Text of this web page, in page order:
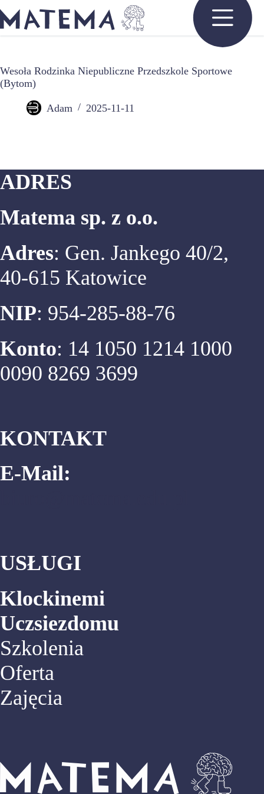
do
treści
Wesoła Rodzinka Niepubliczne Przedszkole Sportowe
(Bytom)
Adam 2025-11-11
ADRES
Matema sp. z o.o.
Adres: Gen. Jankego 40/2,
40-615 Katowice
NIP: 954-285-88-76
Konto: 14 1050 1214 1000
0090 8269 3699
KONTAKT
E-Mail:
USŁUGI
Klockinemi
Uczsiezdomu
Szkolenia
Oferta
Zajęcia